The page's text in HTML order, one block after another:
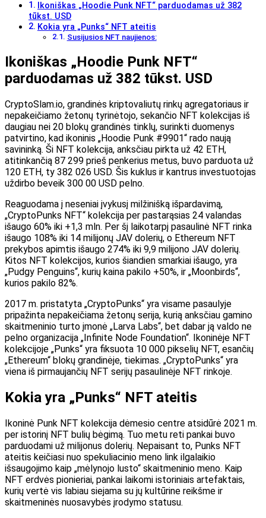
Ikoniškas „Hoodie Punk NFT“ parduodamas už 382
tūkst. USD
Kokia yra „Punks“ NFT ateitis
Susijusios NFT naujienos:
Ikoniškas „Hoodie Punk NFT“
parduodamas už 382 tūkst. USD
CryptoSlam.io, grandinės kriptovaliutų rinkų agregatoriaus ir
nepakeičiamo žetonų tyrinėtojo, sekančio NFT kolekcijas iš
daugiau nei 20 blokų grandinės tinklų, surinkti duomenys
patvirtino, kad ikoninis „Hoodie Punk #9901“ rado naują
savininką. Ši NFT kolekcija, anksčiau pirkta už 42 ETH,
atitinkančią 87 299 prieš penkerius metus, buvo parduota už
120 ETH, ty 382 026 USD. Šis kuklus ir kantrus investuotojas
uždirbo beveik 300 00 USD pelno.
Reaguodama į neseniai įvykusį milžinišką išpardavimą,
„CryptoPunks NFT“ kolekcija per pastarąsias 24 valandas
išaugo 60% iki +1,3 mln. Per šį laikotarpį pasaulinė NFT rinka
išaugo 108% iki 14 milijonų JAV dolerių, o Ethereum NFT
prekybos apimtis išaugo 274% iki 9,9 milijono JAV dolerių.
Kitos NFT kolekcijos, kurios šiandien smarkiai išaugo, yra
„Pudgy Penguins“, kurių kaina pakilo +50%, ir „Moonbirds“,
kurios pakilo 82%.
2017 m. pristatyta „CryptoPunks“ yra visame pasaulyje
pripažinta nepakeičiama žetonų serija, kurią anksčiau gamino
skaitmeninio turto įmonė „Larva Labs“, bet dabar ją valdo ne
pelno organizacija „Infinite Node Foundation“. Ikoninėje NFT
kolekcijoje „Punks“ yra fiksuota 10 000 pikselių NFT, esančių
„Ethereum“ blokų grandinėje, tiekimas. „CryptoPunks“ yra
viena iš pirmaujančių NFT serijų pasaulinėje NFT rinkoje.
Kokia yra „Punks“ NFT ateitis
Ikoninė Punk NFT kolekcija dėmesio centre atsidūrė 2021 m.
per istorinį NFT bulių bėgimą. Tuo metu reti pankai buvo
parduodami už milijonus dolerių. Nepaisant to, Punks NFT
ateitis keičiasi nuo spekuliacinio meno link ilgalaikio
išsaugojimo kaip „mėlynojo lusto“ skaitmeninio meno. Kaip
NFT erdvės pionieriai, pankai laikomi istoriniais artefaktais,
kurių vertė vis labiau siejama su jų kultūrine reikšme ir
skaitmeninės nuosavybės įrodymo statusu.